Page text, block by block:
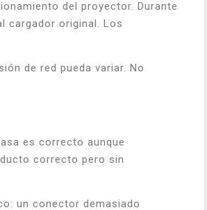
del proyector. Durante
cargador original. Los
de red pueda variar. No
es correcto aunque
correcto pero sin
un conector demasiado